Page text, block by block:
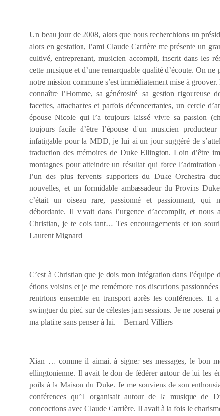
Un beau jour de 2008, alors que nous recherchions un
alors en gestation, l’ami Claude Carrière me présente un
cultivé, entreprenant, musicien accompli, inscrit dans les
cette musique et d’une remarquable qualité d’écoute. On
notre mission commune s’est immédiatement mise à groover.
connaître l’Homme, sa générosité, sa gestion rigoureuse
facettes, attachantes et parfois déconcertantes, un cercle
épouse Nicole qui l’a toujours laissé vivre sa passion
toujours facile d’être l’épouse d’un musicien producteur
infatigable pour la MDD, je lui ai un jour suggéré de
traduction des mémoires de Duke Ellington. Loin d’être
montagnes pour atteindre un résultat qui force
l’un des plus fervents supporters du Duke Orchestra
nouvelles, et un formidable ambassadeur du Provins
c’était un oiseau rare, passionné et passionnant, qui
débordante. Il vivait dans l’urgence d’accomplir, et nous
Christian, je te dois tant… Tes encouragements et ton
Laurent Mignard
C’est à Christian que je dois mon intégration dans
étions voisins et je me remémore nos discutions
rentrions ensemble en transport après les conférences. Il
swinguer du pied sur de célestes jam sessions. Je ne poserai
ma platine sans penser à lui. – Bernard Villiers
Xian … comme il aimait à signer ses messages, le bon
ellingtonienne. Il avait le don de fédérer autour de lui les
poils à la Maison du Duke. Je me souviens de son
conférences qu’il organisait autour de la musique de
concoctions avec Claude Carrière. Il avait à la fois le